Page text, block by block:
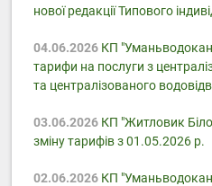
нової редакції Типового
04.06.2026КП
тарифи на послуги з
та централізованого
03.06.2026КП "Житловик
зміну тарифів з 01.05.2026 р.
02.06.2026КП